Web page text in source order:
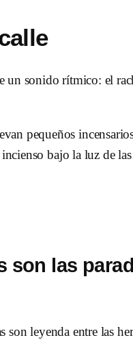
sonido rítmico: el
pequeños
bajo la luz de
son las
leyenda entre las